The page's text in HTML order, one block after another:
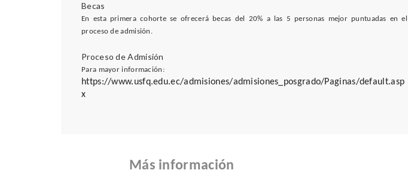
Becas
En esta primera cohorte se ofrecerá becas del 20% a las 5 personas mejor puntuadas en el
proceso de admisión.
Proceso de Admisión
Para mayor información:
https://www.usfq.edu.ec/admisiones/admisiones_posgrado/Paginas/default.asp
x
Más información